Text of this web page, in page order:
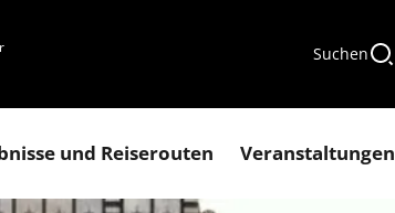
Suchen
und Reiserouten Veranstaltungen